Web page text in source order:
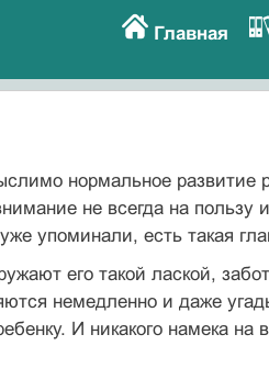
Главная
нормальное развитие
не всегда на
упоминали, есть такая
его такой лаской,
немедленно и даже
И никакого намека на